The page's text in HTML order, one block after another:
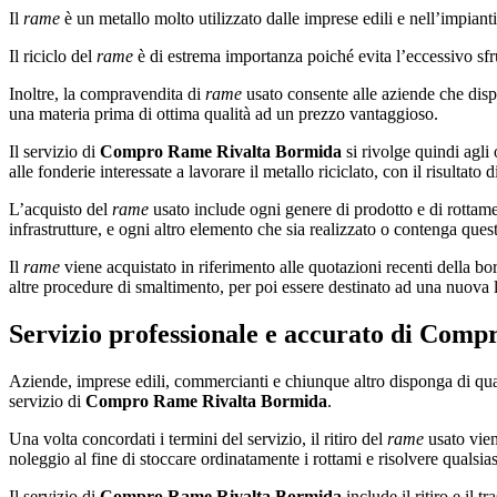
Il rame è un metallo molto utilizzato dalle imprese edili e
Il riciclo del rame è di estrema importanza poiché evita l’eccessivo
Inoltre, la compravendita di rame usato consente alle aziende che
una materia prima di ottima qualità ad un prezzo vantaggioso.
Il servizio di Compro Rame Rivalta Bormida si rivolge quindi agli
alle fonderie interessate a lavorare il metallo riciclato, con il risultato
L’acquisto del rame usato include ogni genere di prodotto e di
infrastrutture, e ogni altro elemento che sia realizzato o contenga
Il rame viene acquistato in riferimento alle quotazioni recenti della
altre procedure di smaltimento, per poi essere destinato ad una
Servizio professionale e accurato di
Aziende, imprese edili, commercianti e chiunque altro disponga di
servizio di Compro Rame Rivalta Bormida.
Una volta concordati i termini del servizio, il ritiro del rame usato
noleggio al fine di stoccare ordinatamente i rottami e risolvere